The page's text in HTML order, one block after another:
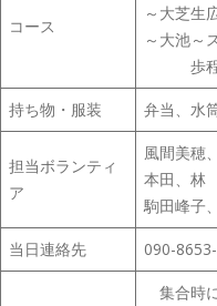
コース
～大芝生
～大池～
歩程：
持ち物・服装 弁当、水
担当ボランティ
ア
風間美穂
本田、林
駒田峰子
当日連絡先 090-
集合時